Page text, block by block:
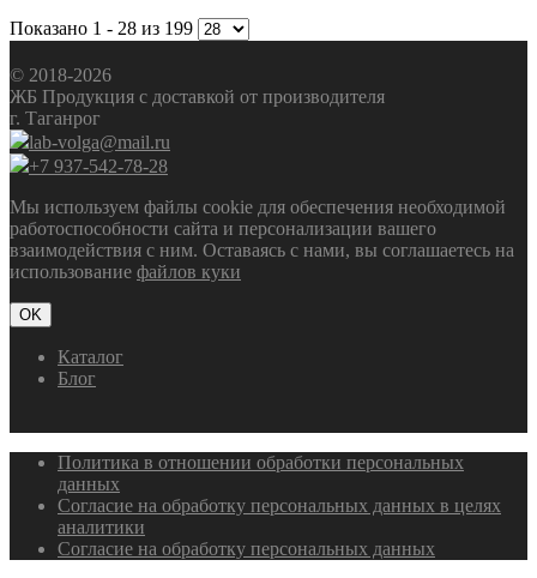
Показано 1 - 28 из 199
© 2018-2026
ЖБ Продукция с доставкой от производителя
г. Таганрог
lab-volga@mail.ru
+7 937-542-78-28
Мы используем файлы cookie для обеспечения необходимой
работоспособности сайта и персонализации вашего
взаимодействия с ним. Оставаясь с нами, вы соглашаетесь на
использование файлов куки
OK
Каталог
Блог
Политика в отношении обработки персональных
данных
Согласие на обработку персональных данных в целях
аналитики
Согласие на обработку персональных данных